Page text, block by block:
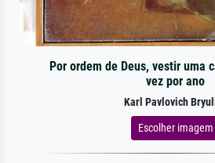
Por ordem de Deus, vestir uma
vez por ano
Karl Pavlovich
Escolher imagem